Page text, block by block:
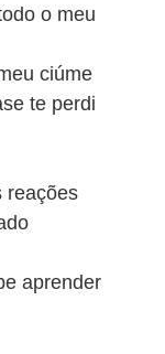
o meu
ciúme
te perdi
reações
aprender